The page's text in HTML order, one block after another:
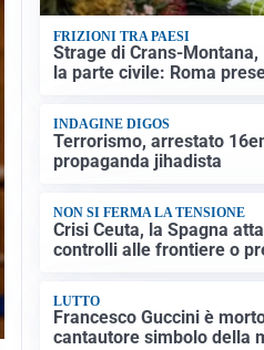
FRIZIONI TRA PAESI
Strage di Crans-
la parte civile: Roma
INDAGINE DIGOS
Terrorismo, arrestato
propaganda jihadista
NON SI FERMA LA TENSIONE
Crisi Ceuta, la Spagna
controlli alle frontiere o
LUTTO
Francesco Guccini è
cantautore simbolo della